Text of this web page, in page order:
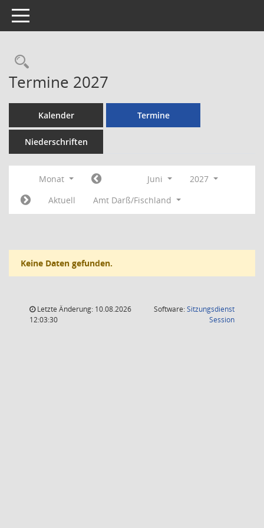
Toggle navigation
Rechercheauswahl
Termine 2027
Kalender Termine
Niederschriften
Monat Juni
2027
Aktuell
Amt Darß/Fischland
Keine Daten gefunden.
Letzte Änderung: 10.08.2026
12:03:30
Software:Sitzungsdienst
Session(Wird in